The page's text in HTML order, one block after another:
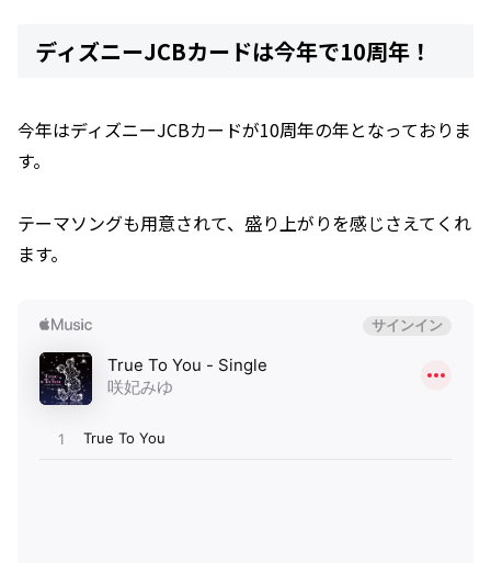
ディズニーJCBカードは今年で10周年！
今年はディズニーJCBカードが10周年の年となっておりま
す。
テーマソングも用意されて、盛り上がりを感じさえてくれ
ます。